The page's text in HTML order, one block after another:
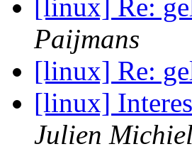
[linux] Re:
Paijmans
[linux] Re:
[linux]
Julien